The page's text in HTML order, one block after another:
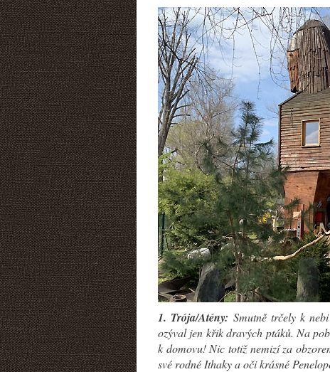
1. Trója/Atény: Smutně trčely k
ozýval jen křik dravých ptáků. Na
k domovu! Nic totiž nemizí za
své rodné Ithaky a oči krásné